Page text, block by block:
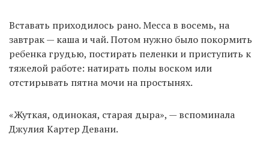
Вставать приходилось рано. Месса в восемь, на
завтрак — каша и чай. Потом нужно было покормить
ребенка грудью, постирать пеленки и приступить к
тяжелой работе: натирать полы воском или
отстирывать пятна мочи на простынях.
«Жуткая, одинокая, старая дыра», — вспоминала
Джулия Картер Девани.